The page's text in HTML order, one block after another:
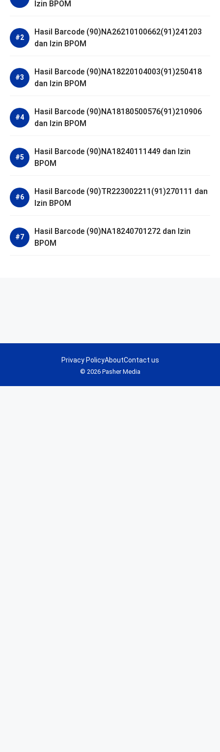
Izin BPOM
Hasil Barcode (90)NA26210100662(91)241203
dan Izin BPOM
Hasil Barcode (90)NA18220104003(91)250418
dan Izin BPOM
Hasil Barcode (90)NA18180500576(91)210906
dan Izin BPOM
Hasil Barcode (90)NA18240111449 dan Izin
BPOM
Hasil Barcode (90)TR223002211(91)270111 dan
Izin BPOM
Hasil Barcode (90)NA18240701272 dan Izin
BPOM
© 2026 Pasher Media
Privacy PolicyAboutContact us